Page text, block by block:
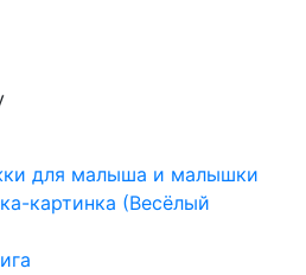
для малыша и малышки
картинка (Весёлый